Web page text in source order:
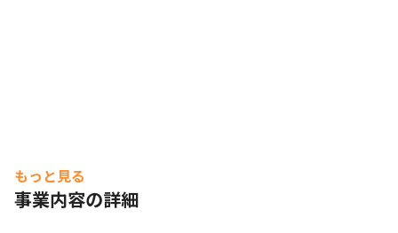
もっと見る
事業内容の詳細